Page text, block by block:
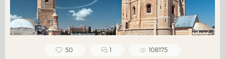
50 1 108175